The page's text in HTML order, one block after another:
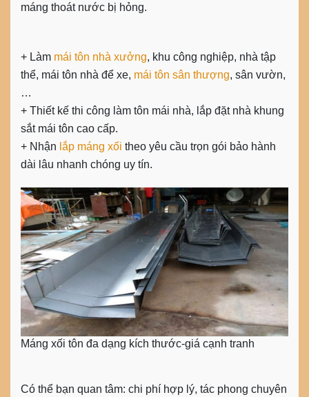
máng thoát nước bị hỏng.
+ Làm mái tôn nhà xưởng, khu công nghiệp, nhà tập
thể, mái tôn nhà để xe, mái tôn sân thượng, sân vườn,
…
+ Thiết kế thi công làm tôn mái nhà, lắp đặt nhà khung
sắt mái tôn cao cấp.
+ Nhận lắp máng xối theo yêu cầu trọn gói bảo hành
dài lâu nhanh chóng uy tín.
Máng xối tôn đa dạng kích thước-giá cạnh tranh
Có thể bạn quan tâm: chi phí hợp lý, tác phong chuyên